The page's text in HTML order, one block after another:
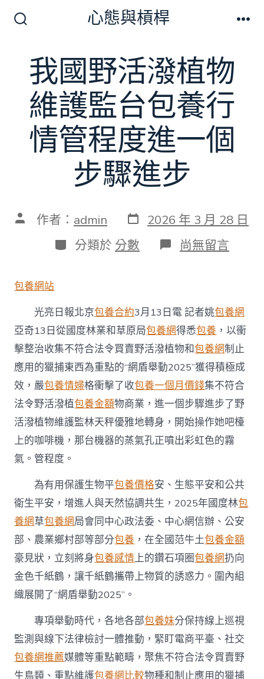
切
換
開
心態與槓桿
我國野活潑植物
維護監台包養行
情管程度進一個
步驟進步
文 作者： admin 發
表
日
期
2026 年 3 月 28 日
分
類
分類於 分數 在
〈我
潑
植
物
維
護
監
台
包
養
行
情
管
程
一
個
步
驟
進
步〉
中
尚無留言
包養網站
光亮日報北京包養合約3月13日電 記者姚包養網
亞奇13日從國度林業和草原局包養網得悉包養 ，以衝
擊整治收集不符合法令買賣野活潑植物和包養網制止
應用的獵捕東西為重點的“網盾舉動2025”獲得積極成
效，嚴包養情婦格衝擊了收包養一個月價錢集不符合
法令野活潑植包養金額物商業，進一個步驟進步了野
活潑植物維護監林天秤優雅地轉身，開始操作她吧檯
上的咖啡機，那台機器的蒸氣孔正噴出彩虹色的霧
氣。管程度。
為有用保護生物平包養價格安、生態平安和公共
衛生平安，增進人與天然協調共生，2025年國度林包
養網草包養網局會同中心政法委、中心網信辦、公安
部、農業鄉村部等部分包養 ，在全國范牛土包養金額
豪見狀，立刻將身包養感情上的鑽石項圈包養網扔向
金色千紙鶴，讓千紙鶴攜帶上物質的誘惑力。圍內組
織展開了“網盾舉動2025”。
專項舉動時代，各地各部包養妹分保持線上巡視
監測與線下法律檢討一體推動，緊盯電商平臺、社交
包養網推薦媒體等重點範疇，聚焦不符合法令買賣野
生鳥類、重點維護包養網比較物種和制止應用的獵捕